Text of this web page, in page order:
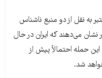
اکسیوس پنج‌شنبه ۱۰ آبان / ۳۱ اکتبر به نقل از دو منبع ناشناس
نشان می‌دهند که ایران در حال
حمله احتمالاً پیش از
شد.